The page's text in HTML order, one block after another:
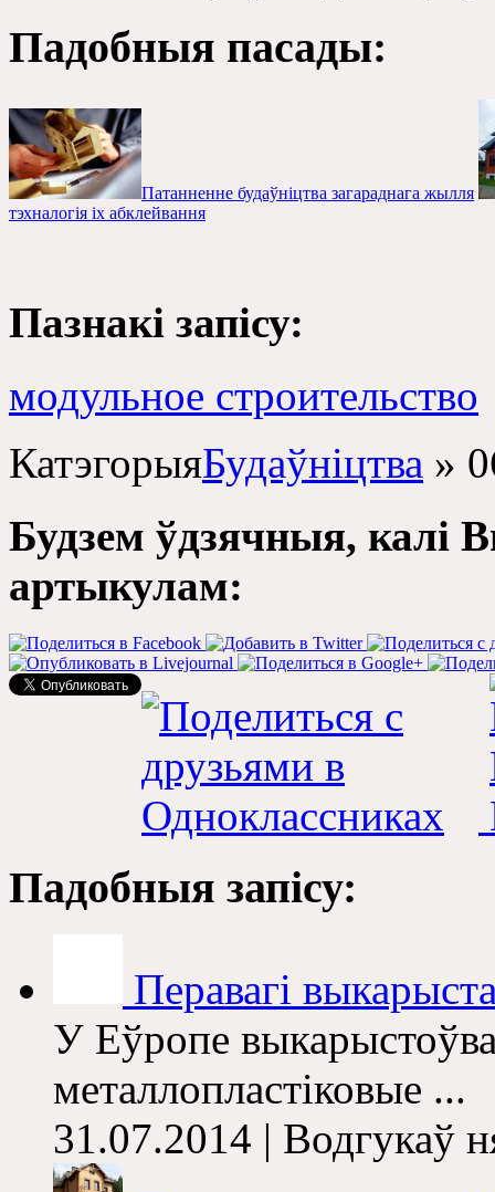
Падобныя пасады:
Патанненне будаўніцтва загараднага жылля
тэхналогія іх абклейвання
Пазнакі запісу:
модульное строительство
КатэгорыяБудаўніцтва »
Будзем ўдзячныя, калі
артыкулам:
Падобныя запісу:
Перавагі
У Еўропе
металлопластіковые ...
31.07.2014 | Водгукаў